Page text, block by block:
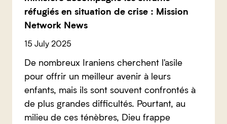
réfugiés en situation de crise : Mission
Network News
15 July 2025
De nombreux Iraniens cherchent l'asile
pour offrir un meilleur avenir à leurs
enfants, mais ils sont souvent confrontés à
de plus grandes difficultés. Pourtant, au
milieu de ces ténèbres, Dieu frappe